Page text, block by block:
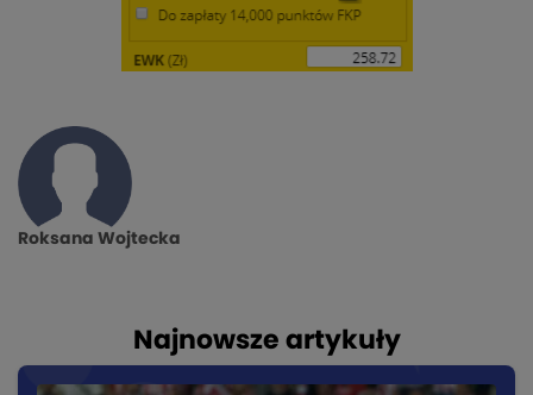
Roksana Wojtecka
Najnowsze artykuły